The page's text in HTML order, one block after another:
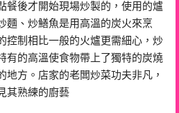
餐後才開始現場炒製的，使用的爐
麵、炒鱔魚是用高溫的炭火來烹
控制相比一般的火爐更需細心，炒
有的高溫使食物帶上了獨特的炭燒
地方。店家的老闆炒菜功夫非凡，
其熟練的廚藝